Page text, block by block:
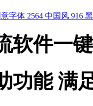
字体 2564 中国风 916
软件一
功能 满